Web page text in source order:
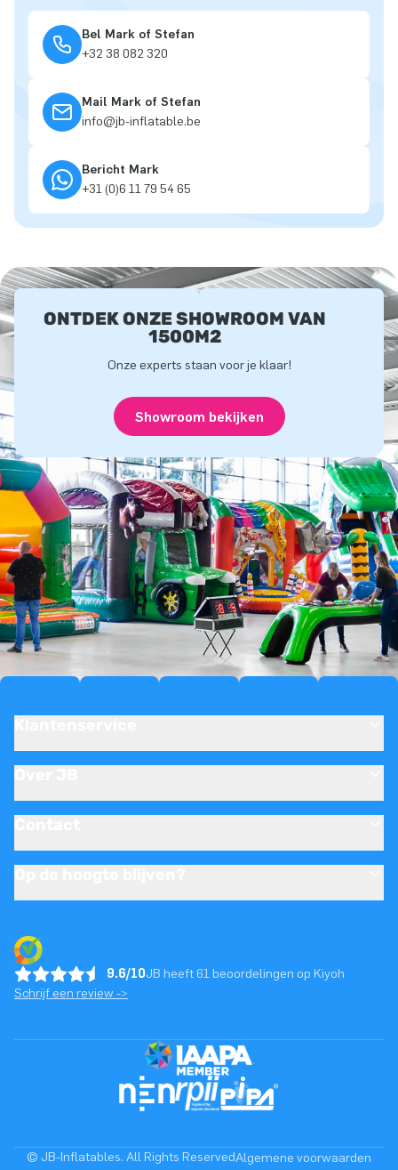
Bel Mark of Stefan
+32 38 082 320
Mail Mark of Stefan
info@jb-inflatable.be
Bericht Mark
+31 (0)6 11 79 54 65
ONTDEK ONZE SHOWROOM VAN
1500M2
Onze experts staan voor je klaar!
Showroom bekijken
9.6/10JB heeft 61 beoordelingen op Kiyoh
Schrijf een review ->
© JB-Inflatables. All Rights ReservedAlgemene voorwaarden